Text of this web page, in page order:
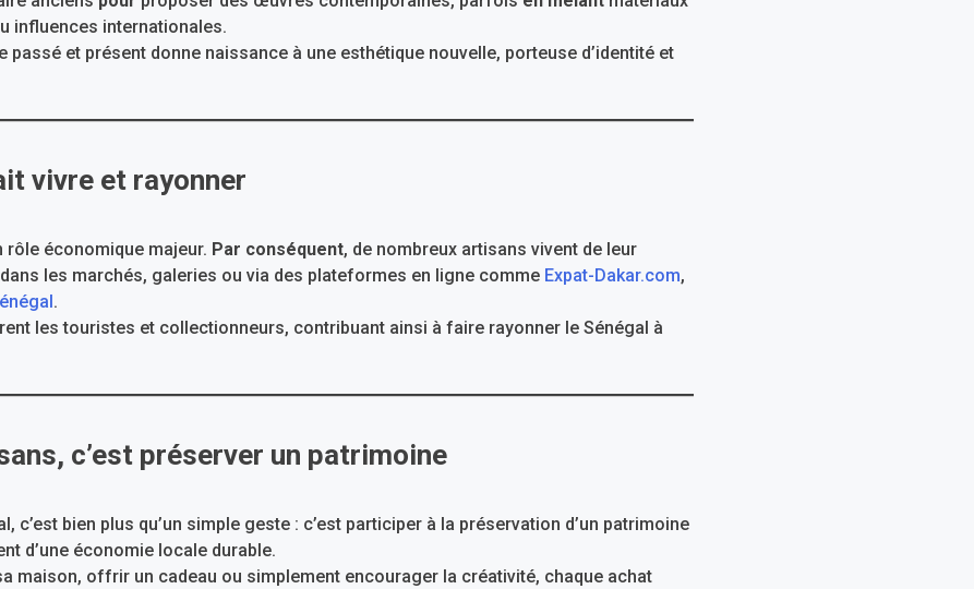
influences internationales.
passé et présent donne naissance à une esthétique nouvelle, porteuse d’identité et
vivre et rayonner
rôle économique majeur. Par conséquent, de nombreux artisans vivent de leur
les marchés, galeries ou via des plateformes en ligne comme Expat-Dakar.com,
.
les touristes et collectionneurs, contribuant ainsi à faire rayonner le Sénégal à
c’est préserver un patrimoine
c’est bien plus qu’un simple geste : c’est participer à la préservation d’un patrimoine
d’une économie locale durable.
maison, offrir un cadeau ou simplement encourager la créativité, chaque achat